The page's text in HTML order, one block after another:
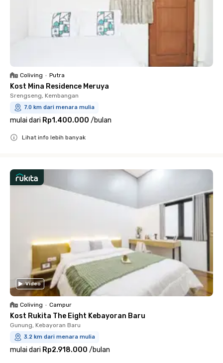
Coliving • Putra
Kost Mina Residence Meruya
Srengseng, Kembangan
7.0 km dari menara mulia
mulai dari Rp1.400.000 /bulan
Lihat info lebih banyak
Video
Coliving • Campur
Kost Rukita The Eight Kebayoran Baru
Gunung, Kebayoran Baru
3.2 km dari menara mulia
mulai dari Rp2.918.000 /bulan